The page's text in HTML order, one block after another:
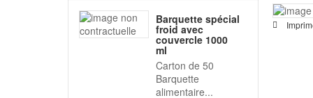
Barquette spécial
froid avec
couvercle 1000
ml
Carton de 50
Barquette
alimentaire...